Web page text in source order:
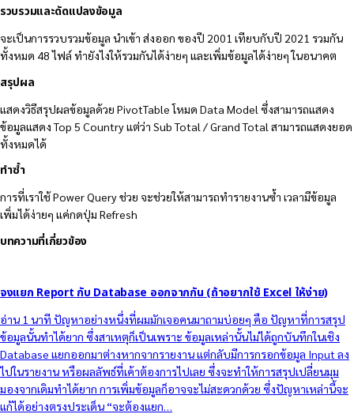
รวบรวมและดัดแปลงข้อมูล
จะเป็นการรวบรวมข้อมูล นำเข้า ส่งออก ของปี 2001 เทียบกับปี 2021 รวมกัน
ทั้งหมด 48 ไฟล์ ทำยังไงให้รวมกันได้ง่ายๆ และเพิ่มข้อมูลได้ง่ายๆ ในอนาคต
สรุปผล
แสดงวิธีสรุปผลข้อมูลด้วย PivotTable โหมด Data Model ซึ่งสามารถแสดง
ข้อมูลแสดง Top 5 Country แต่ว่า Sub Total / Grand Total สามารถแสดงยอด
ทั้งหมดได้
ทำซ้ำ
การที่เราใช้ Power Query ช่วย จะช่วยให้สามารถทำรายงานซ้ำ เวลามีข้อมูล
เพิ่มได้ง่ายๆ แค่กดปุ่ม Refresh
บทความที่เกี่ยวข้อง
จงแยก Report กับ Database ออกจากกัน (ถ้าอยากใช้ Excel ให้ง่าย)
อ่าน 1 นาที ปัญหาอย่างหนึ่งที่ผมมักเจอคนมาถามบ่อยๆ คือ ปัญหาที่การสรุป
ข้อมูลนั้นทำได้ยาก ซึ่งสาเหตุก็เป็นเพราะ ข้อมูลเหล่านั้นไม่ได้ถูกบันทึกในเชิง
Database แยกออกมาต่างหากจากรายงาน แต่กลับมีการกรอกข้อมูล Input ลง
ไปในรายงาน หรือผลลัพธ์ที่เค้าต้องการไปเลย ซึ่งจะทำให้การสรุปเปลี่ยนมุม
มองจากเดิมทำได้ยาก การเพิ่มข้อมูลก็อาจจะไม่สะดวกด้วย ซึ่งปัญหาเหล่านี้จะ
แก้ได้อย่างตรงประเด็น “จะต้องแยก…